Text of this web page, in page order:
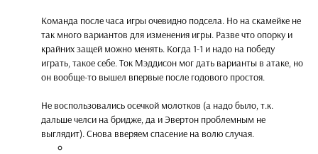
Команда после часа игры очевидно подсела. Но на скамейке не
так много вариантов для изменения игры. Разве что опорку и
крайних защей можно менять. Когда 1-1 и надо на победу
играть, такое себе. Ток Мэддисон мог дать варианты в атаке, но
он вообще-то вышел впервые после годового простоя.
Не воспользовались осечкой молотков (а надо было, т.к.
дальше челси на бридже, да и Эвертон проблемным не
выглядит). Снова вверяем спасение на волю случая.